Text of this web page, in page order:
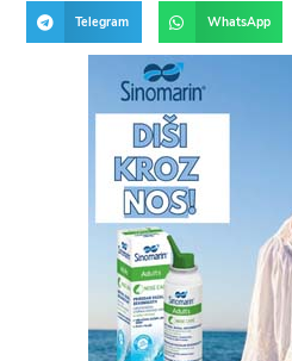
Telegram WhatsApp